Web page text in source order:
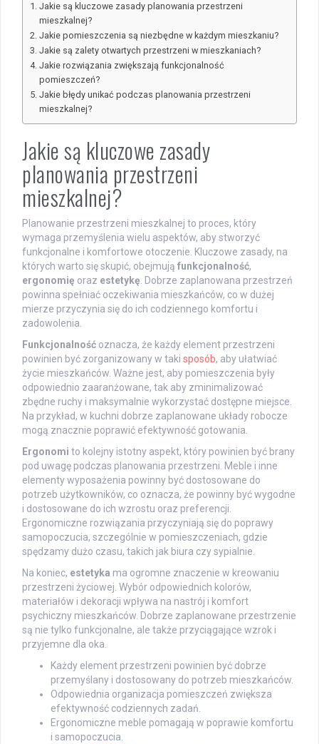
Jakie są kluczowe zasady planowania przestrzeni
mieszkalnej?
Jakie pomieszczenia są niezbędne w każdym mieszkaniu?
Jakie są zalety otwartych przestrzeni w mieszkaniach?
Jakie rozwiązania zwiększają funkcjonalność
pomieszczeń?
Jakie błędy unikać podczas planowania przestrzeni
mieszkalnej?
Jakie są kluczowe zasady
planowania przestrzeni
mieszkalnej?
Planowanie przestrzeni mieszkalnej to proces, który
wymaga przemyślenia wielu aspektów, aby stworzyć
funkcjonalne i komfortowe otoczenie. Kluczowe zasady, na
których warto się skupić, obejmują funkcjonalność,
ergonomię oraz estetykę . Dobrze zaplanowana przestrzeń
powinna spełniać oczekiwania mieszkańców, co w dużej
mierze przyczynia się do ich codziennego komfortu i
zadowolenia.
Funkcjonalność oznacza, że każdy element przestrzeni
powinien być zorganizowany w taki sposób, aby ułatwiać
życie mieszkańców. Ważne jest, aby pomieszczenia były
odpowiednio zaaranżowane, tak aby zminimalizować
zbędne ruchy i maksymalnie wykorzystać dostępne miejsce.
Na przykład, w kuchni dobrze zaplanowane układy robocze
mogą znacznie poprawić efektywność gotowania.
Ergonomi to kolejny istotny aspekt, który powinien być brany
pod uwagę podczas planowania przestrzeni. Meble i inne
elementy wyposażenia powinny być dostosowane do
potrzeb użytkowników, co oznacza, że powinny być wygodne
i dostosowane do ich wzrostu oraz preferencji.
Ergonomiczne rozwiązania przyczyniają się do poprawy
samopoczucia, szczególnie w pomieszczeniach, gdzie
spędzamy dużo czasu, takich jak biura czy sypialnie.
Na koniec, estetyka ma ogromne znaczenie w kreowaniu
przestrzeni życiowej. Wybór odpowiednich kolorów,
materiałów i dekoracji wpływa na nastrój i komfort
psychiczny mieszkańców. Dobrze zaplanowane przestrzenie
są nie tylko funkcjonalne, ale także przyciągające wzrok i
przyjemne dla oka.
Każdy element przestrzeni powinien być dobrze
przemyślany i dostosowany do potrzeb mieszkańców.
Odpowiednia organizacja pomieszczeń zwiększa
efektywność codziennych zadań.
Ergonomiczne meble pomagają w poprawie komfortu
i samopoczucia.